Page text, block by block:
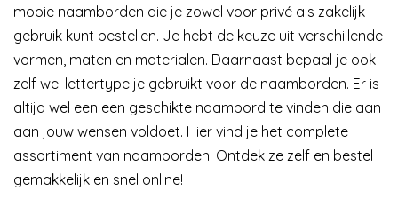
mooie naamborden die je zowel voor privé als zakelijk
gebruik kunt bestellen. Je hebt de keuze uit verschillende
vormen, maten en materialen. Daarnaast bepaal je ook
zelf wel lettertype je gebruikt voor de naamborden. Er is
altijd wel een een geschikte naambord te vinden die aan
aan jouw wensen voldoet. Hier vind je het complete
assortiment van naamborden. Ontdek ze zelf en bestel
gemakkelijk en snel online!